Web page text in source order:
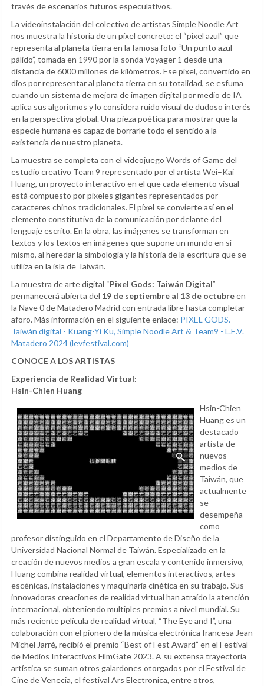
través de escenarios futuros especulativos.
La videoinstalación del colectivo de artistas Simple Noodle Art
nos muestra la historia de un píxel concreto: el “pixel azul” que
representa al planeta tierra en la famosa foto “Un punto azul
pálido”, tomada en 1990 por la sonda Voyager 1 desde una
distancia de 6000 millones de kilómetros. Ese píxel, convertido en
dios por representar al planeta tierra en su totalidad, se esfuma
cuando un sistema de mejora de imagen digital por medio de IA
aplica sus algoritmos y lo considera ruido visual de dudoso interés
en la perspectiva global. Una pieza poética para mostrar que la
especie humana es capaz de borrarle todo el sentido a la
existencia de nuestro planeta.
La muestra se completa con el videojuego Words of Game del
estudio creativo Team 9 representado por el artista Wei–Kai
Huang, un proyecto interactivo en el que cada elemento visual
está compuesto por píxeles gigantes representados por
caracteres chinos tradicionales. El píxel se convierte así en el
elemento constitutivo de la comunicación por delante del
lenguaje escrito. En la obra, las imágenes se transforman en
textos y los textos en imágenes que supone un mundo en sí
mismo, al heredar la simbología y la historia de la escritura que se
utiliza en la isla de Taiwán.
La muestra de arte digital “Pixel Gods: Taiwán Digital”
permanecerá abierta del 19 de septiembre al 13 de octubreen
la Nave 0 de Matadero Madrid con entrada libre hasta completar
aforo. Más información en el siguiente enlace: PIXEL GODS.
Taiwán digital - Kuang-Yi Ku, Simple Noodle Art & Team9 - L.E.V.
Matadero 2024 (levfestival.com)
CONOCE A LOS ARTISTAS
Experiencia de Realidad Virtual:
Hsin-Chien Huang
Hsin-Chien
Huang es un
destacado
artista de
nuevos
medios de
Taiwán, que
actualmente
se
desempeña
como
profesor distinguido en el Departamento de Diseño de la
Universidad Nacional Normal de Taiwán. Especializado en la
creación de nuevos medios a gran escala y contenido inmersivo,
Huang combina realidad virtual, elementos interactivos, artes
escénicas, instalaciones y maquinaria cinética en su trabajo. Sus
innovadoras creaciones de realidad virtual han atraído la atención
internacional, obteniendo multiples premios a nivel mundial. Su
más reciente película de realidad virtual, “The Eye and I”, una
colaboración con el pionero de la música electrónica francesa Jean
Michel Jarré, recibió el premio “Best of Fest Award” en el Festival
de Medios Interactivos FilmGate 2023. A su extensa trayectoria
artística se suman otros galardones otorgados por el Festival de
Cine de Venecia, el festival Ars Electronica, entre otros,